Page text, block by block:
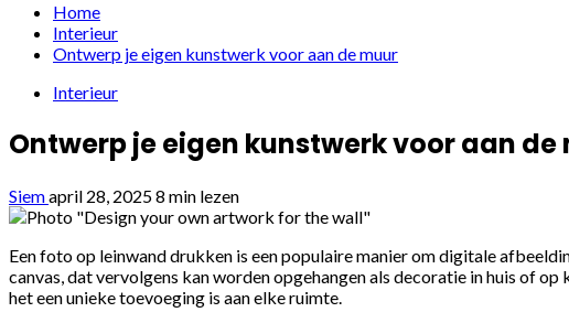
Home
Interieur
Ontwerp je eigen kunstwerk voor aan de muur
Interieur
Ontwerp je eigen kunstwerk voor aan de
Siemapril 28, 20258 min lezen
Een foto op leinwand drukken is een populaire manier om digitale
canvas, dat vervolgens kan worden opgehangen als decoratie in huis of
het een unieke toevoeging is aan elke ruimte.